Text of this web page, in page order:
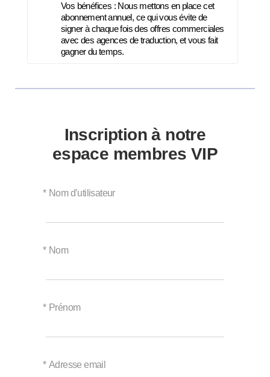
Vos bénéfices : Nous mettons en place cet
abonnement annuel, ce qui vous évite de
signer à chaque fois des offres commerciales
avec des agences de traduction, et vous fait
gagner du temps.
Inscription à notre
espace membres VIP
* Nom d’utilisateur
* Nom
* Prénom
* Adresse email